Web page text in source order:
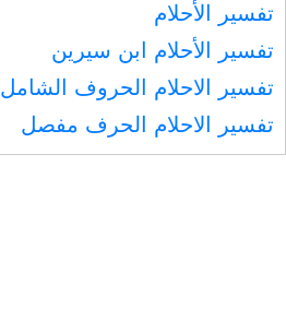
تفسير الأحلام
تفسير الأحلام ابن سيرين
تفسير الاحلام الحروف الشامل
تفسير الاحلام الحرف مفصل